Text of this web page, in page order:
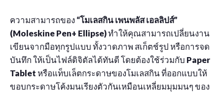
ความสามารถของ “โมเลสกิน เพนพลัส เอลลิปส์”
(Moleskine Pen+ Ellipse)ทำให้คุณสามารถเปลี่ยนงาน
เขียนจากมือทุกรูปแบบ ทั้งวาดภาพ สเก็ตช์รูป หรือการจด
บันทึก ให้เป็นไฟล์ดิจิตัลได้ทันดี โดยต้องใช้ร่วมกับ Paper
Tablet หรือแท็บเล็ตกระดาษของโมเลสกิน ที่ออกแบบให้
ขอบกระดาษโค้งมนเรียงตัวกันเหมือนเหลี่ยมมุมมนๆ ของ